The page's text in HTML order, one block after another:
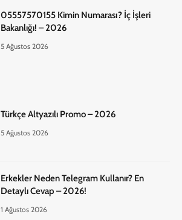
05557570155 Kimin Numarası? İç İşleri
Bakanlığı! – 2026
5 Ağustos 2026
Türkçe Altyazılı Promo – 2026
5 Ağustos 2026
Erkekler Neden Telegram Kullanır? En
Detaylı Cevap – 2026!
1 Ağustos 2026